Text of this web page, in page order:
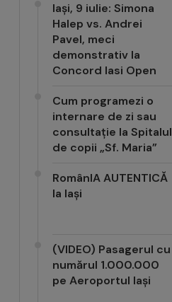
Iași, 9 iulie: Simona
Halep vs. Andrei
Pavel, meci
demonstrativ la
Concord Iasi Open
Cum programezi o
internare de zi sau
consultație la Spitalul
de copii „Sf. Maria”
RomânIA AUTENTICĂ
la Iași
(VIDEO) Pasagerul cu
numărul 1.000.000
pe Aeroportul Iași